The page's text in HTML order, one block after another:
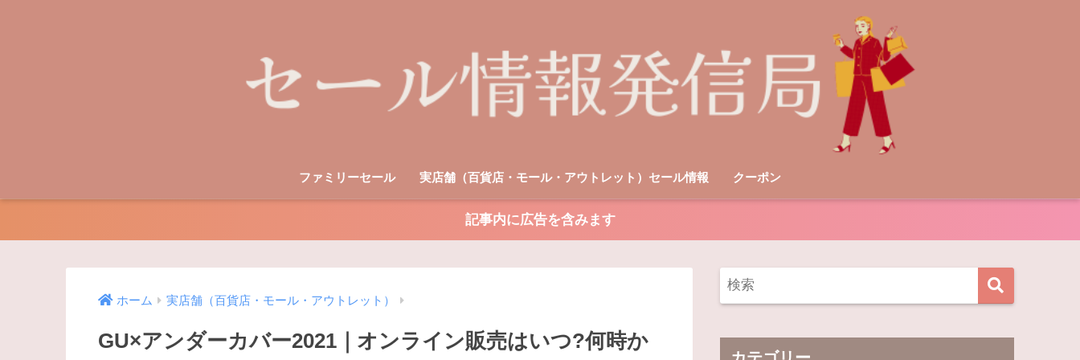
ファミリーセール 実店舗（百貨店・モール・アウトレット）セール情報 クーポン
記事内に広告を含みます
ホーム 実店舗（百貨店・モール・アウトレット）
GU×アンダーカバー2021｜オンライン販売はいつ?何時か